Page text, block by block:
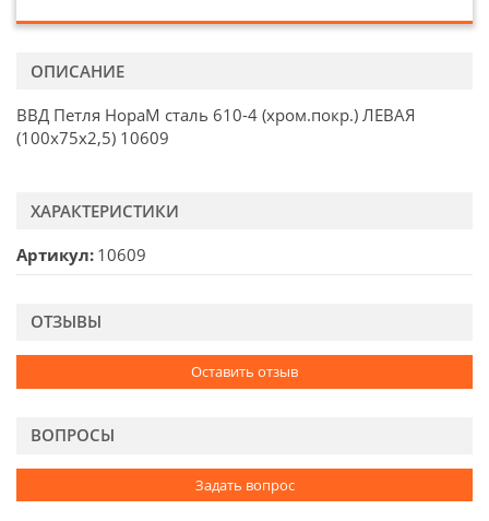
ОПИСАНИЕ
ВВД Петля НораМ сталь 610-4 (хром.покр.) ЛЕВАЯ
(100х75х2,5) 10609
ХАРАКТЕРИСТИКИ
Артикул 10609
ОТЗЫВЫ
Оставить отзыв
ВОПРОСЫ
Задать вопрос